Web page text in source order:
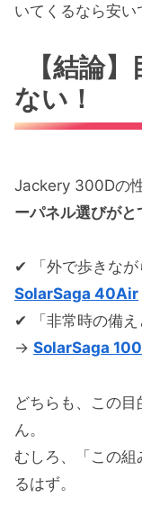
いてくるなら安い
【結論
ない！
Jackery 300Dの
ーパネル選びがと
✔ 「外で歩きな
SolarSaga 40Air
✔ 「非常時の備え
→ SolarSaga
どちらも、この
ん。
むしろ、「この
るはず。